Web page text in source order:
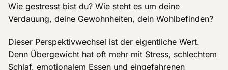
Wie gestresst bist du? Wie steht es um deine
Verdauung, deine Gewohnheiten, dein Wohlbefinden?
Dieser Perspektivwechsel ist der eigentliche Wert.
Denn Übergewicht hat oft mehr mit Stress, schlechtem
Schlaf, emotionalem Essen und eingefahrenen